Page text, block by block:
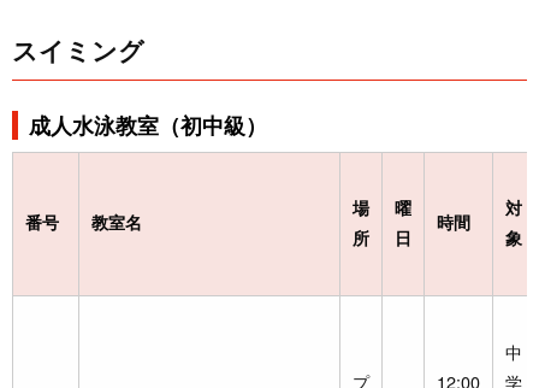
スイミング
成人水泳教室（初中級）
番号 教室名
場
所
曜
日
時間
対
象
プ
12:00
中
学